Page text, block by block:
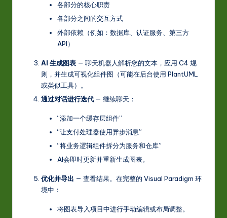
各部分的核心职责
各部分之间的交互方式
外部依赖（例如：数据库、认证服务、第三方
API）
AI 生成图表 — 聊天机器人解析您的文本，应用 C4 规
则，并生成可视化组件图（可能在后台使用 PlantUML
或类似工具）。
通过对话进行迭代 — 继续聊天：
“添加一个缓存层组件”
“让支付处理器使用异步消息”
“将业务逻辑组件拆分为服务和仓库”
AI会即时更新并重新生成图表。
优化并导出 — 查看结果。在完整的 Visual Paradigm 环
境中：
将图表导入项目中进行手动编辑或布局调整。